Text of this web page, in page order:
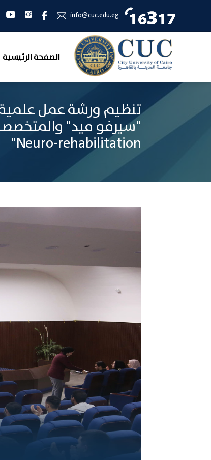
info@cuc.edu.eg فيس بوكانستجرام
الصفحة الرئيسية
تنظيم ورشة عمل
Neuro-rehabilitation"